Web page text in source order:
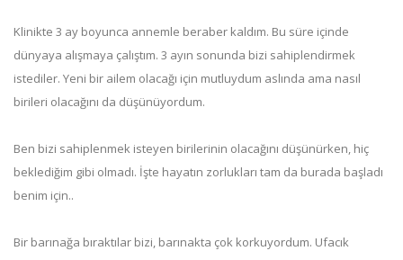
Klinikte 3 ay boyunca annemle beraber kaldım. Bu süre içinde
dünyaya alışmaya çalıştım. 3 ayın sonunda bizi sahiplendirmek
istediler. Yeni bir ailem olacağı için mutluydum aslında ama nasıl
birileri olacağını da düşünüyordum.
Ben bizi sahiplenmek isteyen birilerinin olacağını düşünürken, hiç
beklediğim gibi olmadı. İşte hayatın zorlukları tam da burada başladı
benim için..
Bir barınağa bıraktılar bizi, barınakta çok korkuyordum. Ufacık